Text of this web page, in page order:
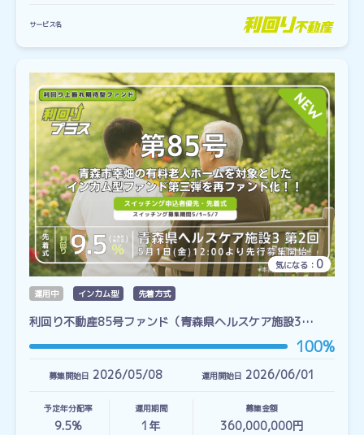
サービス名
気になる： 0
運用中 インカム型 先着方式
利回り不動産85号ファンド（青森県ヘルスケア施設3…
100%
募集開始日 2026/05/08 運用開始日 2026/06/01
予定年分配率
9.5%
運用期間
1 年
募集金額
360,000,000円